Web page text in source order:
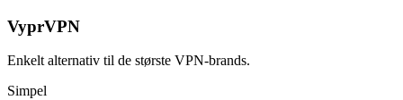
VyprVPN
Enkelt alternativ til de største VPN-brands.
Simpel